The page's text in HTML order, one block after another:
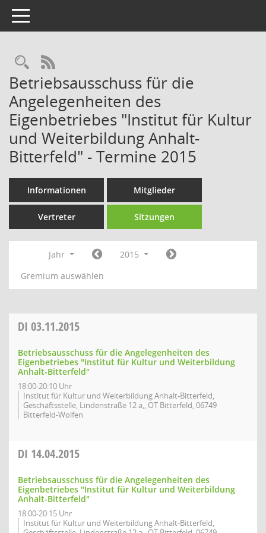
Toggle navigation
Rechercheauswahl
RSS-Feed
Betriebsausschuss für die
Angelegenheiten des
Eigenbetriebes "Institut für Kultur
und Weiterbildung Anhalt-
Bitterfeld" - Termine 2015
Informationen Mitglieder
Vertreter Sitzungen
Jahr
2015
Gremium auswählen
DI 03.11.2015
Betriebsausschuss für die Angelegenheiten des
Eigenbetriebes "Institut für Kultur und Weiterbildung
Anhalt-Bitterfeld"
18:00-20:10 Uhr
Institut für Kultur und Weiterbildung Anhalt-Bitterfeld,
Geschäftsstelle, Lindenstraße 12 a,, OT Bitterfeld, 06749
Bitterfeld-Wolfen
DI 14.04.2015
Betriebsausschuss für die Angelegenheiten des
Eigenbetriebes "Institut für Kultur und Weiterbildung
Anhalt-Bitterfeld"
18:00-20:15 Uhr
Institut für Kultur und Weiterbildung Anhalt-Bitterfeld,